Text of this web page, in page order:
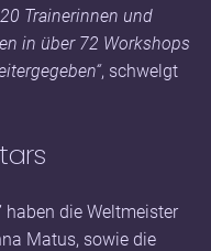
Trainerinnen und
in über 72 Workshops
, schwelgt
haben die Weltmeister
Matus, sowie die